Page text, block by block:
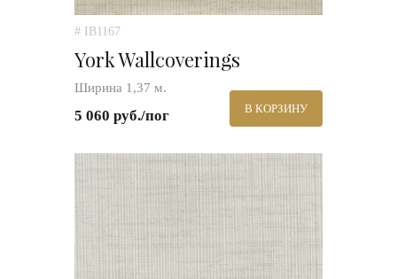
# IB1167
York Wallcoverings
Ширина 1,37 м.
5 060 руб./пог В КОРЗИНУ